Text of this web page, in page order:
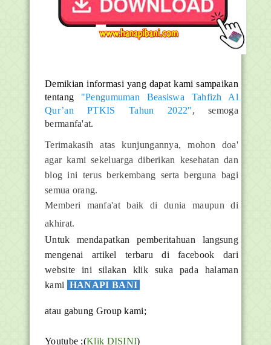
Demikian informasi yang dapat kami sampaikan
tentang
"Pengumuman Beasiswa Tahfizh Al
Qur’an PTKIS Tahun 2022", semoga
bermanfa'at.
Terimakasih atas kunjungannya, mohon doa'
agar kami sekeluarga diberikan kesehatan dan
blog ini terus berkembang serta berguna bagi
semua orang.
Memberi manfa'at baik di dunia maupun di
akhirat.
Untuk mendapatkan pemberitahuan langsung
mengenai artikel terbaru di facebook dari
website ini silakan klik suka pada halaman
kami HANAPI BANI
atau gabung Group kami;
Youtube ;(Klik DISINI)